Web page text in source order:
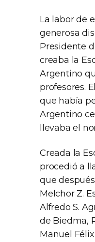
La labor de
generosa
Presidente
creaba la
Argentino
profesores.
que había
Argentino
llevaba el
Creada la
procedió a
que
Melchor Z.
Alfredo S.
de Biedma,
Manuel